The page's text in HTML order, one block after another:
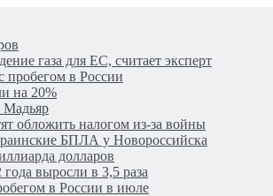
газа для ЕС, считает эксперт
пробегом в России
на 20%
обложить налогом из-за войны
БПЛА у Новороссийска
долларов
выросли в 3,5 раза
в России в июле